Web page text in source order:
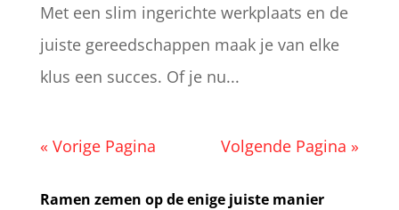
Met een slim ingerichte werkplaats en de
juiste gereedschappen maak je van elke
klus een succes. Of je nu...
« Vorige Pagina Volgende Pagina »
Ramen zemen op de enige juiste manier